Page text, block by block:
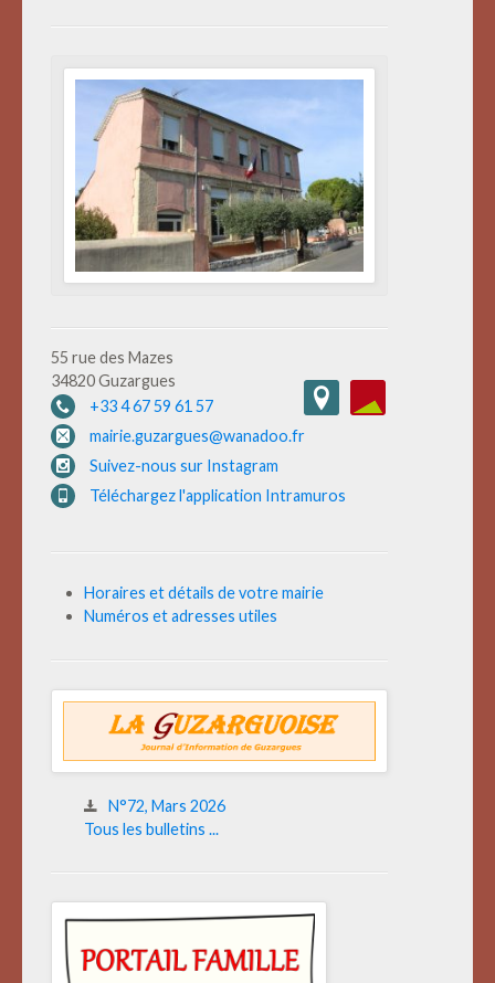
55 rue des Mazes
34820 Guzargues
+33 4 67 59 61 57
mairie.guzargues@wanadoo.fr
Suivez-nous sur Instagram
Téléchargez l'application Intramuros
Horaires et détails de votre mairie
Numéros et adresses utiles
N°72, Mars 2026
Tous les bulletins ...